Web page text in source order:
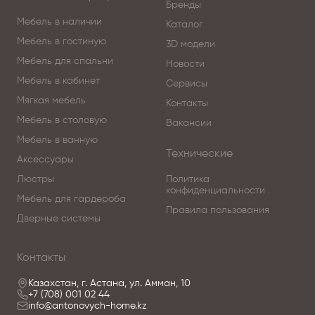
Мебель в наличии
Мебель в гостиную
Мебель для спальни
Мебель в кабинет
Мягкая мебель
Мебель в столовую
Мебель в ванную
Аксессуары
Люстры
Мебель для гардероба
Дверные системы
Бренды
Каталог
3D модели
Новости
Сервисы
Контакты
Вакансии
Технические
Политика
конфиденциальности
Правила пользования
Контакты
Казахстан, г. Астана, ул. Амман, 10
+7 (708) 001 02 44
info@antonovych-home.kz